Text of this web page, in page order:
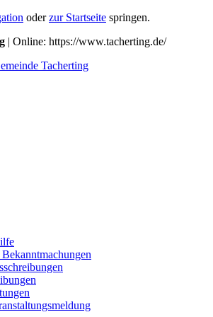
oderzur Startseite springen.
| Online: https://www.tacherting.de/